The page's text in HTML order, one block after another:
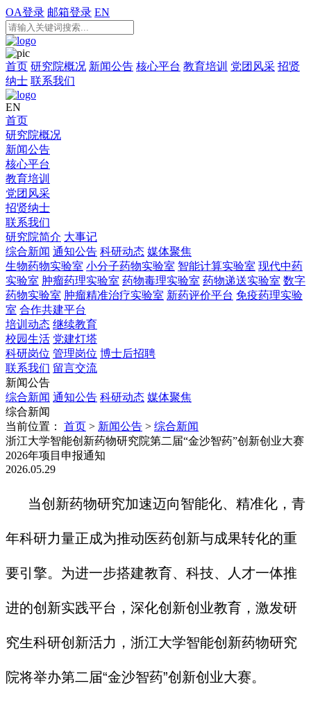
OA登录 邮箱登录 EN
首页 研究院概况 新闻公告 核心平台 教育培训 党团风采 招贤
纳士 联系我们
EN
首页
研究院概况
新闻公告
核心平台
教育培训
党团风采
招贤纳士
联系我们
研究院简介 大事记
综合新闻 通知公告 科研动态 媒体聚焦
生物药物实验室 小分子药物实验室 智能计算实验室 现代中药
实验室 肿瘤药理实验室 药物毒理实验室 药物递送实验室 数字
药物实验室 肿瘤精准治疗实验室 新药评价平台 免疫药理实验
室 合作共建平台
培训动态 继续教育
校园生活 党建灯塔
科研岗位 管理岗位 博士后招聘
联系我们 留言交流
新闻公告
综合新闻 通知公告 科研动态 媒体聚焦
综合新闻
当前位置：
首页 > 新闻公告 > 综合新闻
浙江大学智能创新药物研究院第二届“金沙智药”创新创业大赛
2026年项目申报通知
2026.05.29
当创新药物研究加速迈向智能化、精准化，青
年科研力量正成为推动医药创新与成果转化的重
要引擎。为进一步搭建教育、科技、人才一体推
进的创新实践平台，深化创新创业教育，激发研
究生科研创新活力，浙江大学智能创新药物研究
院将举办第二届“金沙智药”创新创业大赛。